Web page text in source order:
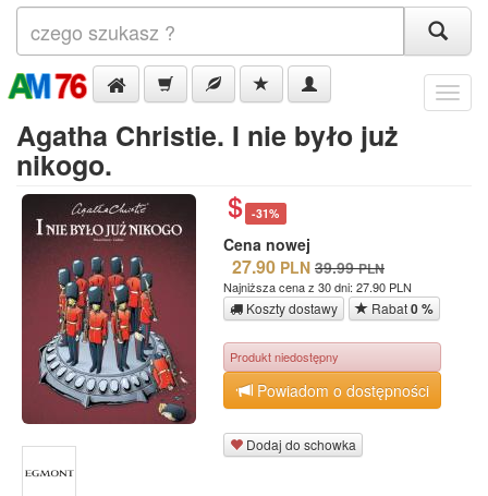
Menu
Agatha Christie. I nie było już
nikogo.
-31%
Cena nowej
27.90 PLN 39.99 PLN
Najniższa cena z 30 dni: 27.90 PLN
Koszty dostawy Rabat0 %
Produkt niedostępny
Powiadom o dostępności
Dodaj do schowka